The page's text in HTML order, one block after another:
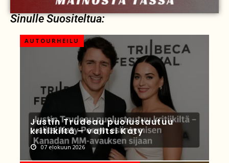
Sinulle Suositeltua:
AUTOURHEILU
Justin Trudeau puolustautuu
kritiikiltä – valitsi Katy
07 elokuun 2026